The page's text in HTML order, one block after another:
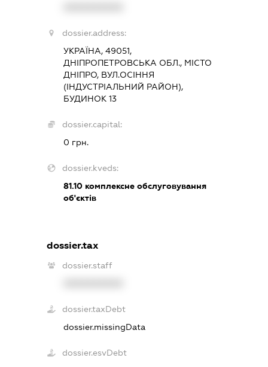
dossier.address:
УКРАЇНА, 49051,
ДНІПРОПЕТРОВСЬКА ОБЛ., МІСТО
ДНІПРО, ВУЛ.ОСІННЯ
(ІНДУСТРІАЛЬНИЙ РАЙОН),
БУДИНОК 13
dossier.capital:
0 грн.
dossier.kveds:
81.10комплексне обслуговування
об'єктів
dossier.tax
dossier.staff
dossier.taxDebt
dossier.missingData
dossier.esvDebt